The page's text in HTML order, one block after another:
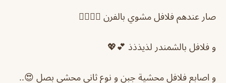
صار عندهم فلافل مشوي بالفرن 👍🏻👍🏻
و فلافل بالشمندر لذيذذذ 💕💖
و اصابع فلافل محشية جبن و نوع ثاني محشي بصل 😍..